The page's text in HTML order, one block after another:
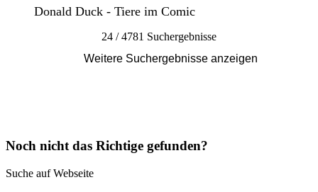
Donald Duck - Tiere im Comic
24 / 4781 Suchergebnisse
Weitere Suchergebnisse anzeigen
Noch nicht das Richtige gefunden?
Suche auf Webseite